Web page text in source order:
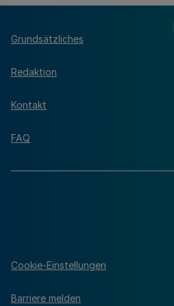
Grundsätzliches
Redaktion
Kontakt
FAQ
Cookie-Einstellungen
Barriere melden